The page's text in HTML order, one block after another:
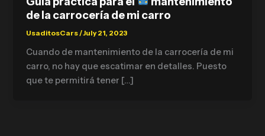
de la carrocería de mi carro
UsaditosCars /July 21, 2023
Cuando de mantenimiento de la carrocería de mi
carro, no hay que escatimar en detalles. Puesto
que te permitirá tener […]